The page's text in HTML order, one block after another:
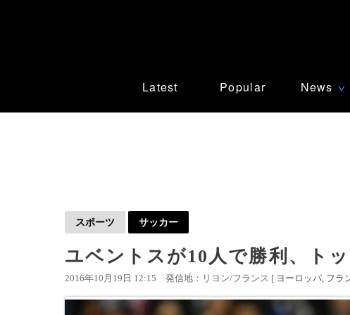
Latest Popular News ∨
スポーツ サッカー
ユベントスが10人で勝利、ト
2016年10月19日 12:15 発信地：リヨン/フランス [ ヨーロッパ フラ